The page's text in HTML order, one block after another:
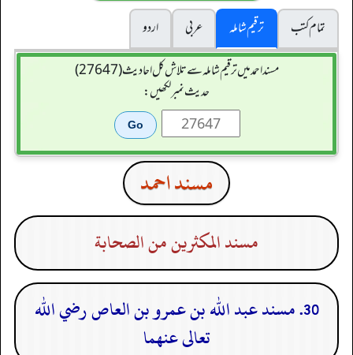
تمام کتب
ترقیم شاملہ عربی
اردو
مسند احمد میں ترقیم شاملہ سے تلاش کل احادیث (27647)
حدیث نمبر لکھیں:
مسند احمد
مسند المكثرين من الصحابة
30. مسند عبد الله بن عمرو بن العاص رضي الله
تعالى عنهما